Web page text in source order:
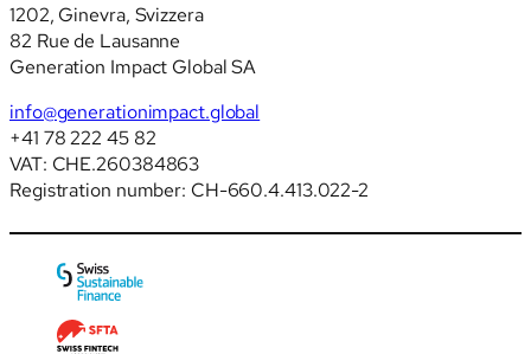
1202, Ginevra, Svizzera
82 Rue de Lausanne
Generation Impact Global SA
info@generationimpact.global
+41 78 222 45 82
VAT: CHE.260384863
Registration number: CH-660.4.413.022-2